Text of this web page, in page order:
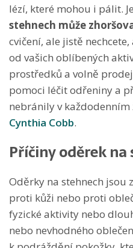
lézí, které mohou i pálit.
stehnech může
cvičení, ale jistě
od vašich oblíbených
prostředků a volně
pomoci léčit odřeniny a
nebránily v
Cynthia Cobb.
Příčiny oděrek na
Oděrky na stehnech jsou
proti kůži nebo proti
fyzické aktivity nebo
nebo nevhodného